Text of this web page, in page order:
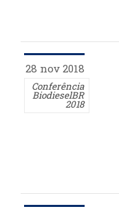
28 nov 2018
Conferência
BiodieselBR
2018